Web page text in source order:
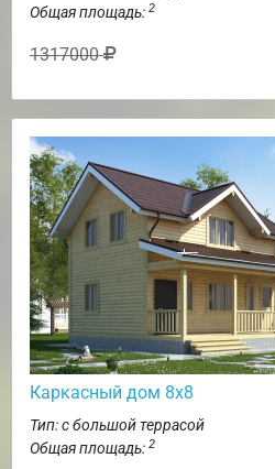
Общая площадь: 2
1317000
Каркасный дом 8х8
Тип: с большой террасой
Общая площадь: 2